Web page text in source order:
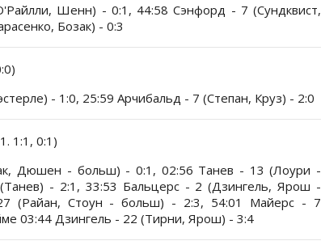
Шенн) - 0:1, 44:58 Сэнфорд - 7 (Сундквист,
Бозак) - 0:3
- 1:0, 25:59 Арчибальд - 7 (Степан, Круз) - 2:0
1:1, 0:1)
Дюшен - больш) - 0:1, 02:56 Танев - 13 (Лоури -
- 2:1, 33:53 Бальцерс - 2 (Дзингель, Ярош -
(Райан, Стоун - больш) - 2:3, 54:01 Майерс - 7
03:44 Дзингель - 22 (Тирни, Ярош) - 3:4